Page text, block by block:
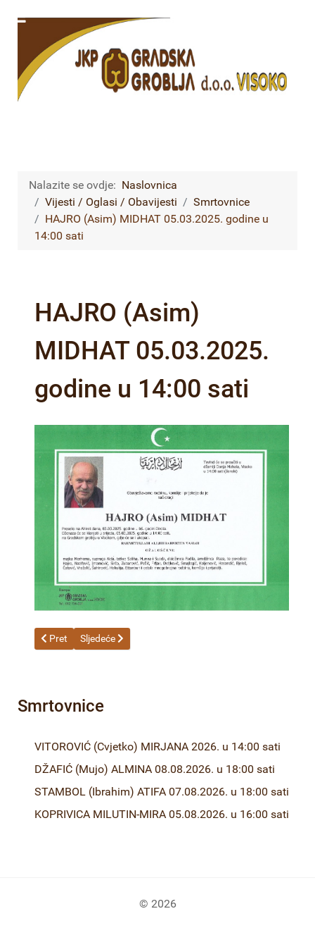
Nalazite se ovdje: Naslovnica
Vijesti / Oglasi / Obavijesti
Smrtovnice
HAJRO (Asim) MIDHAT 05.03.2025. godine u
14:00 sati
HAJRO (Asim)
MIDHAT 05.03.2025.
godine u 14:00 sati
Prethodni članak: ČENGIĆ (Sulejman) SALIHA 17.03.2025.
Pret Sljedeći članak: ČEHAJIĆ (Halid) ENVER 04.03.2025.
Sljedeće
Smrtovnice
VITOROVIĆ (Cvjetko) MIRJANA 2026. u 14:00 sati
DŽAFIĆ (Mujo) ALMINA 08.08.2026. u 18:00 sati
STAMBOL (Ibrahim) ATIFA 07.08.2026. u 18:00 sati
KOPRIVICA MILUTIN-MIRA 05.08.2026. u 16:00 sati
© 2026